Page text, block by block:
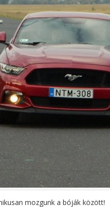
mozgunk a bóják között!